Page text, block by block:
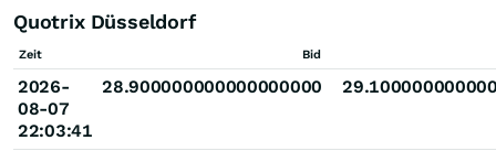
Quotrix Düsseldorf
Zeit Bid
2026-
08-07
22:03:41
28.900000000000000000